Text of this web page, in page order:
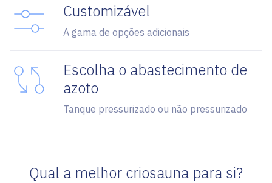
Customizável
A gama de opções adicionais
Escolha o abastecimento de
azoto
Tanque pressurizado ou não pressurizado
Qual a melhor criosauna para si?